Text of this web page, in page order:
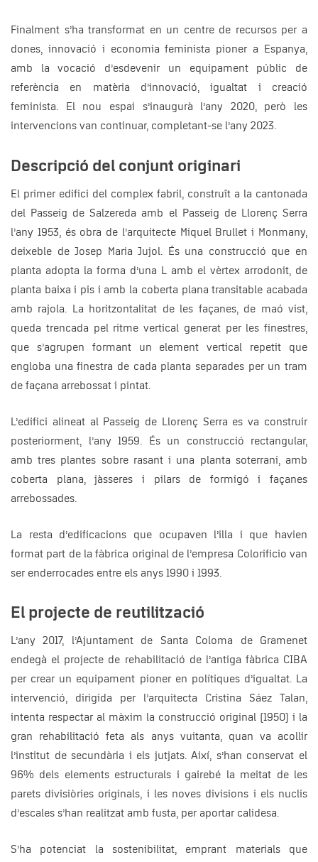
Finalment s’ha transformat en un centre de recursos per a
dones, innovació i economia feminista pioner a Espanya,
amb la vocació d’esdevenir un equipament públic de
referència en matèria d’innovació, igualtat i creació
feminista. El nou espai s’inaugurà l’any 2020, però les
intervencions van continuar, completant-se l’any 2023.
Descripció del conjunt originari
El primer edifici del complex fabril, construït a la cantonada
del Passeig de Salzereda amb el Passeig de Llorenç Serra
l’any 1953, és obra de l’arquitecte Miquel Brullet i Monmany,
deixeble de Josep Maria Jujol. És una construcció que en
planta adopta la forma d’una L amb el vèrtex arrodonit, de
planta baixa i pis i amb la coberta plana transitable acabada
amb rajola. La horitzontalitat de les façanes, de maó vist,
queda trencada pel ritme vertical generat per les finestres,
que s’agrupen formant un element vertical repetit que
engloba una finestra de cada planta separades per un tram
de façana arrebossat i pintat.
L’edifici alineat al Passeig de Llorenç Serra es va construir
posteriorment, l’any 1959. És un construcció rectangular,
amb tres plantes sobre rasant i una planta soterrani, amb
coberta plana, jàsseres i pilars de formigó i façanes
arrebossades.
La resta d’edificacions que ocupaven l’illa i que havien
format part de la fàbrica original de l’empresa Colorificio van
ser enderrocades entre els anys 1990 i 1993.
El projecte de reutilització
L’any 2017, l’Ajuntament de Santa Coloma de Gramenet
endegà el projecte de rehabilitació de l’antiga fàbrica CIBA
per crear un equipament pioner en polítiques d’igualtat. La
intervenció, dirigida per l’arquitecta Cristina Sáez Talan,
intenta respectar al màxim la construcció original (1950) i la
gran rehabilitació feta als anys vuitanta, quan va acollir
l’institut de secundària i els jutjats. Així, s’han conservat el
96% dels elements estructurals i gairebé la meitat de les
parets divisiòries originals, i les noves divisions i els nuclis
d’escales s’han realitzat amb fusta, per aportar calidesa.
S’ha potenciat la sostenibilitat, emprant materials que